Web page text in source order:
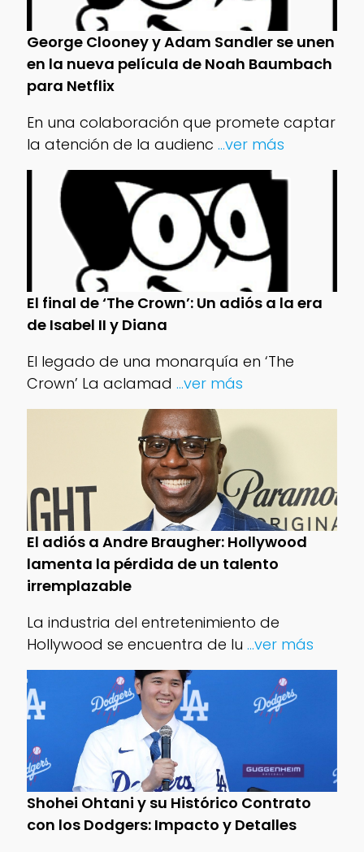
George Clooney y Adam Sandler se unen
en la nueva película de Noah Baumbach
para Netflix
En una colaboración que promete captar
la atención de la audienc ...ver más
El final de ‘The Crown’: Un adiós a la era
de Isabel II y Diana
El legado de una monarquía en ‘The
Crown’ La aclamad ...ver más
El adiós a Andre Braugher: Hollywood
lamenta la pérdida de un talento
irremplazable
La industria del entretenimiento de
Hollywood se encuentra de lu ...ver más
Shohei Ohtani y su Histórico Contrato
con los Dodgers: Impacto y Detalles